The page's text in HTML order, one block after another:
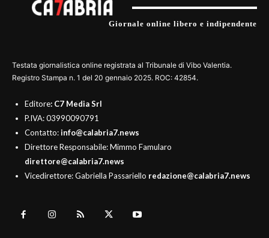
Giornale online libero e indipendente
Testata giornalistica online registrata al Tribunale di Vibo Valentia.
Registro Stampa n. 1 del 20 gennaio 2025. ROC: 42854.
Editore: C7 Media Srl
P.IVA: 03990090791
Contatto:info@calabria7.news
Direttore Responsabile: Mimmo Famularo
direttore@calabria7.news
Vicedirettore: Gabriella Passariello redazione@calabria7.news